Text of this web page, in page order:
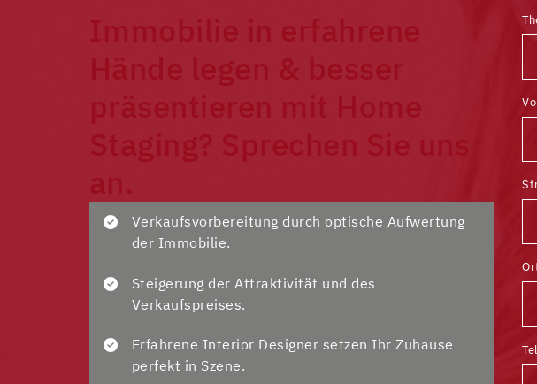
Verkaufsvorbereitung durch optische Aufwertung
der Immobilie.
Steigerung der Attraktivität und des
Verkaufspreises.
Erfahrene Interior Designer setzen Ihr Zuhause
perfekt in Szene.